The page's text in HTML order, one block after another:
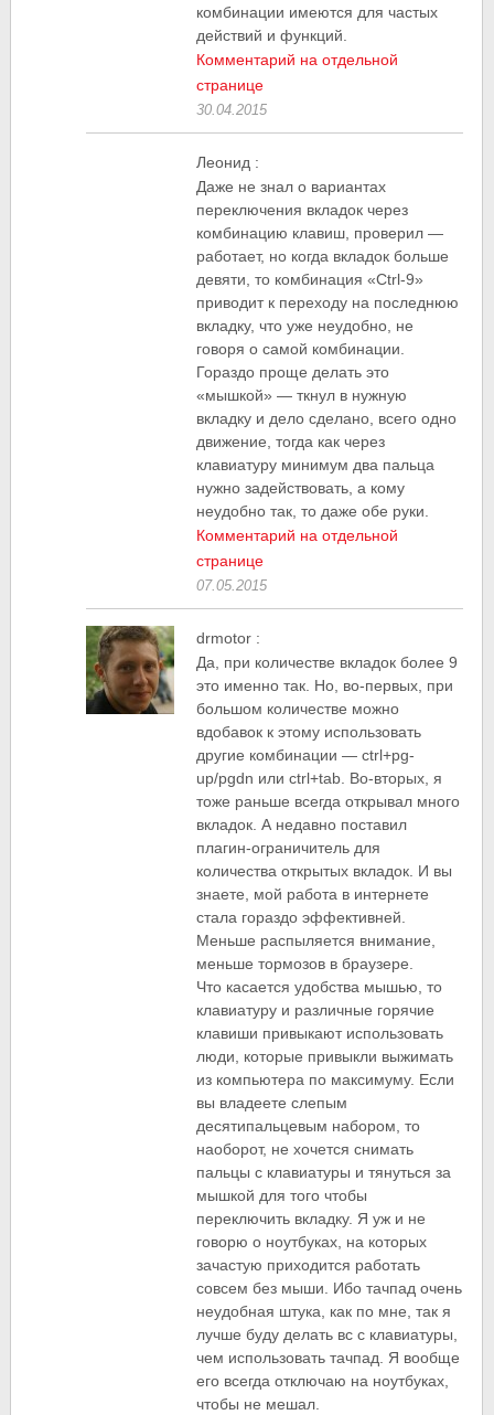
комбинации имеются для частых
действий и функций.
Комментарий на отдельной
странице
30.04.2015
Леонид :
Даже не знал о вариантах
переключения вкладок через
комбинацию клавиш, проверил —
работает, но когда вкладок больше
девяти, то комбинация «Ctrl-9»
приводит к переходу на последнюю
вкладку, что уже неудобно, не
говоря о самой комбинации.
Гораздо проще делать это
«мышкой» — ткнул в нужную
вкладку и дело сделано, всего одно
движение, тогда как через
клавиатуру минимум два пальца
нужно задействовать, а кому
неудобно так, то даже обе руки.
Комментарий на отдельной
странице
07.05.2015
drmotor :
Да, при количестве вкладок более 9
это именно так. Но, во-первых, при
большом количестве можно
вдобавок к этому использовать
другие комбинации — ctrl+pg-
up/pgdn или ctrl+tab. Во-вторых, я
тоже раньше всегда открывал много
вкладок. А недавно поставил
плагин-ограничитель для
количества открытых вкладок. И вы
знаете, мой работа в интернете
стала гораздо эффективней.
Меньше распыляется внимание,
меньше тормозов в браузере.
Что касается удобства мышью, то
клавиатуру и различные горячие
клавиши привыкают использовать
люди, которые привыкли выжимать
из компьютера по максимуму. Если
вы владеете слепым
десятипальцевым набором, то
наоборот, не хочется снимать
пальцы с клавиатуры и тянуться за
мышкой для того чтобы
переключить вкладку. Я уж и не
говорю о ноутбуках, на которых
зачастую приходится работать
совсем без мыши. Ибо тачпад очень
неудобная штука, как по мне, так я
лучше буду делать вс с клавиатуры,
чем использовать тачпад. Я вообще
его всегда отключаю на ноутбуках,
чтобы не мешал.